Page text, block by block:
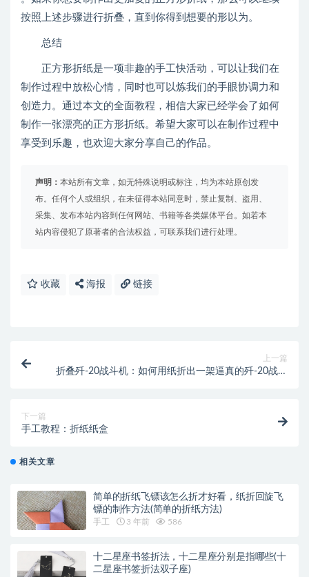
按照上述步骤进行折叠，直到你得到想要的形以为。
总结
正方形折纸是一项非趣的手工快活动，可以让我们在
制作过程中放松心情，同时也可以炼我们的手眼协调力和
创造力。通过本文的全面教程，相信大家已经学会了如何
制作一张漂亮的正方形折纸。希望大家可以在制作过程中
享受到乐趣，也欢迎大家分享自己的作品。
声明： 本站所有文章，如无特殊说明或标注，均为本站原创发
布。任何个人或组织，在未征得本站同意时，禁止复制、盗用、
采集、发布本站内容到任何网站、书籍等各类媒体平台。如若本
站内容侵犯了原著者的合法权益，可联系我们进行处理。
收藏 海报 链接
上一篇
折叠歼-20战斗机：如何用纸折出一架逼真的歼-20战斗
下一篇
手工教程：折纸纸盒
相关文章
简单的折纸飞镖该怎么折才好看，纸折回旋飞
镖的制作方法(简单的折纸方法)
手工 3 年前 586
十二星座书签折法，十二星座分别是指哪些(十
二星座书签折法双子座)